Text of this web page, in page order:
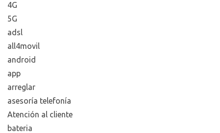
4G
5G
adsl
all4movil
android
app
arreglar
asesoría telefonía
Atención al cliente
bateria